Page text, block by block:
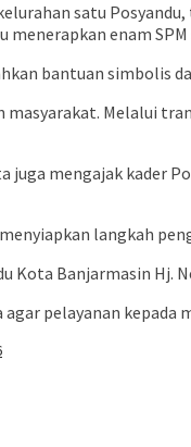
satu
enam
bantuan simbolis
masyarakat. Melalui
juga mengajak kader
langkah
Kota Banjarmasin Hj.
pelayanan kepada